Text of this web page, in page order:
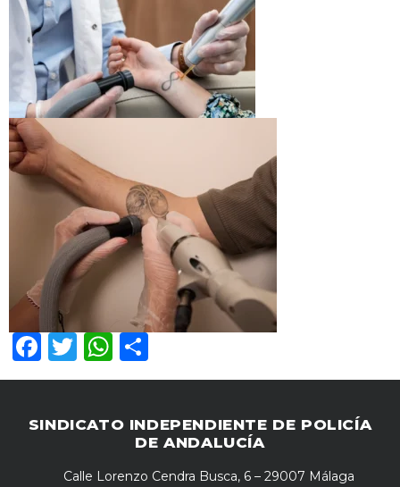
Facebook
TwitterWhatsApp
SINDICATO INDEPENDIENTE DE POLICÍA
DE ANDALUCÍA
Calle Lorenzo Cendra Busca, 6 – 29007 Málaga